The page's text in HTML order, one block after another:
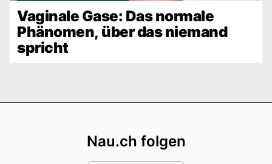
Vaginale Gase: Das normale
Phänomen, über das niemand
spricht
Nau.ch folgen